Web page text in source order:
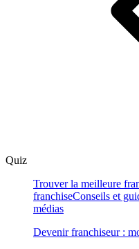
Quiz
Trouver la meilleure
franchiseConseils et
médias
Devenir franchiseur :